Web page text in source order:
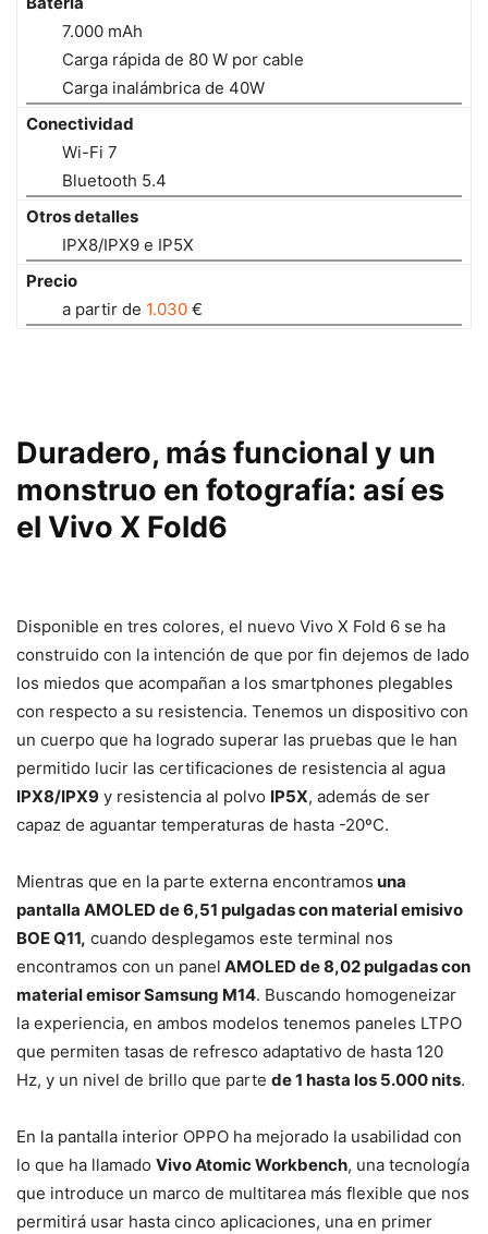
7.000 mAh
Carga rápida de 80 W por cable
Carga inalámbrica de 40W
Conectividad
Wi-Fi 7
Bluetooth 5.4
Otros detalles
IPX8/IPX9 e IP5X
Precio
a partir de 1.030€
Duradero, más funcional y un
monstruo en fotografía: así es
el Vivo X Fold6
Disponible en tres colores, el nuevo Vivo X Fold 6 se ha
construido con la intención de que por fin dejemos de lado
los miedos que acompañan a los smartphones plegables
con respecto a su resistencia. Tenemos un dispositivo con
un cuerpo que ha logrado superar las pruebas que le han
permitido lucir las certificaciones de resistencia al agua
IPX8/IPX9 y resistencia al polvo IP5X, además de ser
capaz de aguantar temperaturas de hasta -20ºC.
Mientras que en la parte externa encontramos una
pantalla AMOLED de 6,51 pulgadas con material emisivo
BOE Q11, cuando desplegamos este terminal nos
encontramos con un panel AMOLED de 8,02 pulgadas con
material emisor Samsung M14. Buscando homogeneizar
la experiencia, en ambos modelos tenemos paneles LTPO
que permiten tasas de refresco adaptativo de hasta 120
Hz, y un nivel de brillo que parte de 1 hasta los 5.000 nits.
En la pantalla interior OPPO ha mejorado la usabilidad con
lo que ha llamado Vivo Atomic Workbench, una tecnología
que introduce un marco de multitarea más flexible que nos
permitirá usar hasta cinco aplicaciones, una en primer